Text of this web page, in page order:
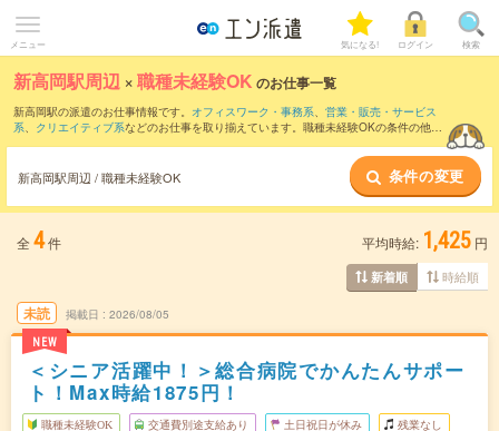
メニュー 気になる! ログイン 検索
新高岡駅周辺 ×職種未経験OK のお仕事一覧
新高岡駅の派遣のお仕事情報です。 オフィスワーク・事務系、 営業・販売・サービス
系、 クリエイティブ系などのお仕事を取り揃えています。職種未経験OKの条件の他
新高岡駅周辺 / 職種未経験OK 条件の変更
全 4件 平均時給: 1,425 円
新着順 時給順
未読
NEW
掲載日 2026/08/05
＜シニア活躍中！＞総合病院でかんたんサポー
ト！Max時給1875円！
職種未経験OK 交通費別途支給あり 土日祝日が休み 残業なし